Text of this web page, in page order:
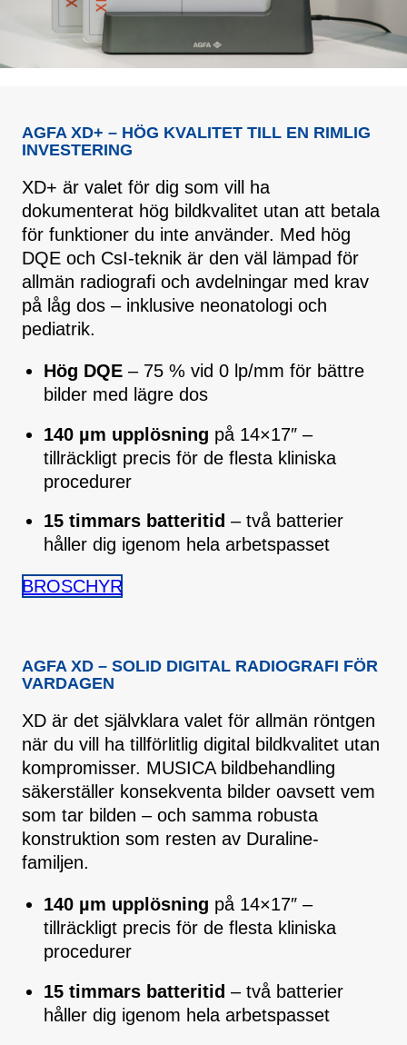
AGFA XD+ – HÖG KVALITET TILL EN RIMLIG
INVESTERING
XD+ är valet för dig som vill ha
dokumenterat hög bildkvalitet utan att betala
för funktioner du inte använder. Med hög
DQE och CsI-teknik är den väl lämpad för
allmän radiografi och avdelningar med krav
på låg dos – inklusive neonatologi och
pediatrik.
Hög DQE – 75 % vid 0 lp/mm för bättre
bilder med lägre dos
140 µm upplösning på 14×17″ –
tillräckligt precis för de flesta kliniska
procedurer
15 timmars batteritid – två batterier
håller dig igenom hela arbetspasset
BROSCHYR
AGFA XD – SOLID DIGITAL RADIOGRAFI FÖR
VARDAGEN
XD är det självklara valet för allmän röntgen
när du vill ha tillförlitlig digital bildkvalitet utan
kompromisser. MUSICA bildbehandling
säkerställer konsekventa bilder oavsett vem
som tar bilden – och samma robusta
konstruktion som resten av Duraline-
familjen.
140 µm upplösning på 14×17″ –
tillräckligt precis för de flesta kliniska
procedurer
15 timmars batteritid – två batterier
håller dig igenom hela arbetspasset